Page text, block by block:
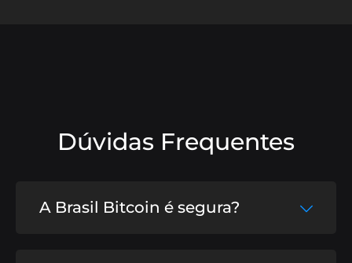
Dúvidas Frequentes
A Brasil Bitcoin é segura?